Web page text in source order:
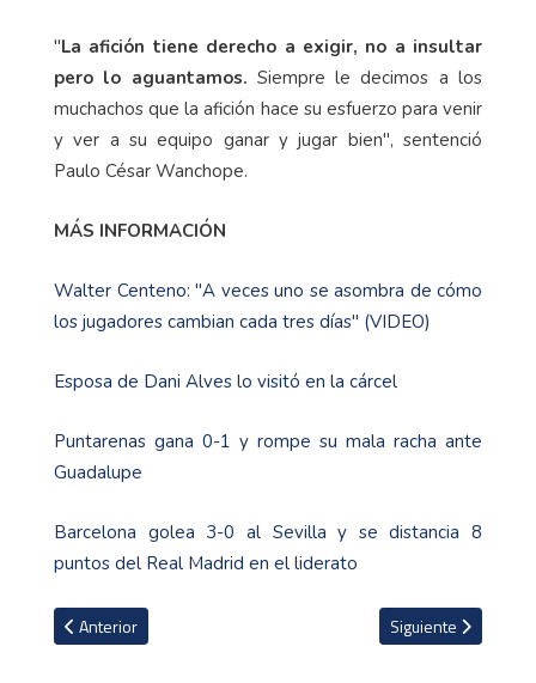
"La afición tiene derecho a exigir, no a insultar
pero lo aguantamos. Siempre le decimos a los
muchachos que la afición hace su esfuerzo para venir
y ver a su equipo ganar y jugar bien", sentenció
Paulo César Wanchope.
MÁS INFORMACIÓN
Walter Centeno: "A veces uno se asombra de cómo
los jugadores cambian cada tres días" (VIDEO)
Esposa de Dani Alves lo visitó en la cárcel
Puntarenas gana 0-1 y rompe su mala racha ante
Guadalupe
Barcelona golea 3-0 al Sevilla y se distancia 8
puntos del Real Madrid en el liderato
Artículo anterior: Alexander Vargas: "Ver el apoyo de la afición
Anterior Artículo siguiente:
Siguiente